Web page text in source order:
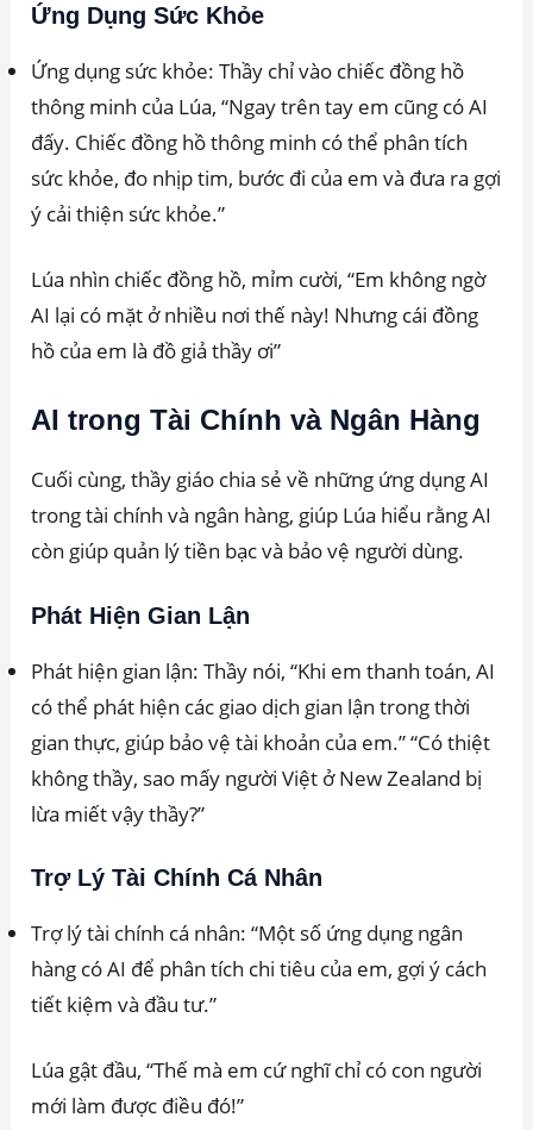
Ứng Dụng Sức Khỏe
Ứng dụng sức khỏe: Thầy chỉ vào chiếc đồng hồ
thông minh của Lúa, “Ngay trên tay em cũng có AI
đấy. Chiếc đồng hồ thông minh có thể phân tích
sức khỏe, đo nhịp tim, bước đi của em và đưa ra gợi
ý cải thiện sức khỏe.”
Lúa nhìn chiếc đồng hồ, mỉm cười, “Em không ngờ
AI lại có mặt ở nhiều nơi thế này! Nhưng cái đồng
hồ của em là đồ giả thầy ơi”
AI trong Tài Chính và Ngân Hàng
Cuối cùng, thầy giáo chia sẻ về những ứng dụng AI
trong tài chính và ngân hàng, giúp Lúa hiểu rằng AI
còn giúp quản lý tiền bạc và bảo vệ người dùng.
Phát Hiện Gian Lận
Phát hiện gian lận: Thầy nói, “Khi em thanh toán, AI
có thể phát hiện các giao dịch gian lận trong thời
gian thực, giúp bảo vệ tài khoản của em.” “Có thiệt
không thầy, sao mấy người Việt ở New Zealand bị
lừa miết vậy thầy?”
Trợ Lý Tài Chính Cá Nhân
Trợ lý tài chính cá nhân: “Một số ứng dụng ngân
hàng có AI để phân tích chi tiêu của em, gợi ý cách
tiết kiệm và đầu tư.”
Lúa gật đầu, “Thế mà em cứ nghĩ chỉ có con người
mới làm được điều đó!”